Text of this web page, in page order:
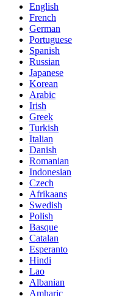
English
French
German
Portuguese
Spanish
Russian
Japanese
Korean
Arabic
Irish
Greek
Turkish
Italian
Danish
Romanian
Indonesian
Czech
Afrikaans
Swedish
Polish
Basque
Catalan
Esperanto
Hindi
Lao
Albanian
Amharic